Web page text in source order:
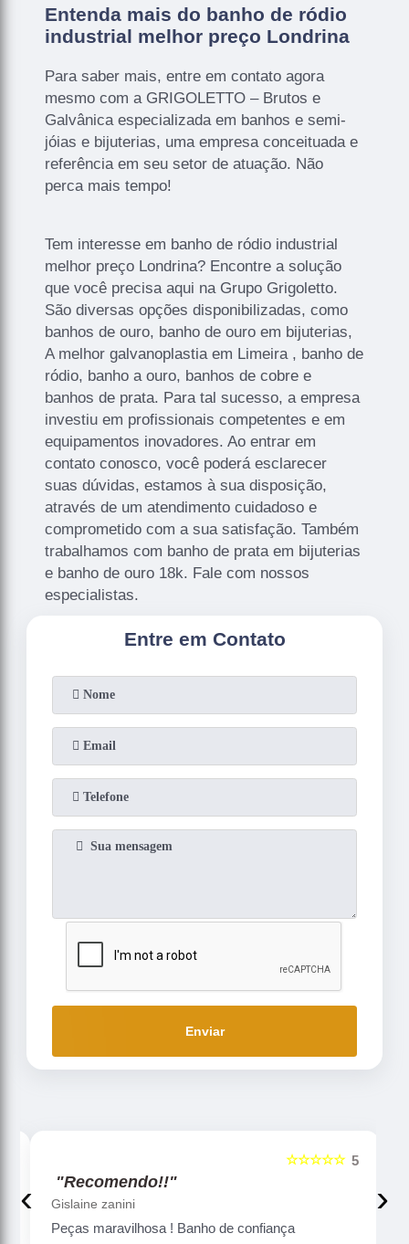
Entenda mais do banho de ródio
industrial melhor preço Londrina
Para saber mais, entre em contato agora
mesmo com a GRIGOLETTO – Brutos e
Galvânica especializada em banhos e semi-
jóias e bijuterias, uma empresa conceituada e
referência em seu setor de atuação. Não
perca mais tempo!
Tem interesse em banho de ródio industrial
melhor preço Londrina? Encontre a solução
que você precisa aqui na Grupo Grigoletto.
São diversas opções disponibilizadas, como
banhos de ouro, banho de ouro em bijuterias,
A melhor galvanoplastia em Limeira , banho de
ródio, banho a ouro, banhos de cobre e
banhos de prata. Para tal sucesso, a empresa
investiu em profissionais competentes e em
equipamentos inovadores. Ao entrar em
contato conosco, você poderá esclarecer
suas dúvidas, estamos à sua disposição,
através de um atendimento cuidadoso e
comprometido com a sua satisfação. Também
trabalhamos com banho de prata em bijuterias
e banho de ouro 18k. Fale com nossos
especialistas.
Entre em Contato
Enviar
5
☆☆☆☆☆
"Recomendo!!"
Gislaine zanini
Peças maravilhosa ! Banho de confiança
‹ ›